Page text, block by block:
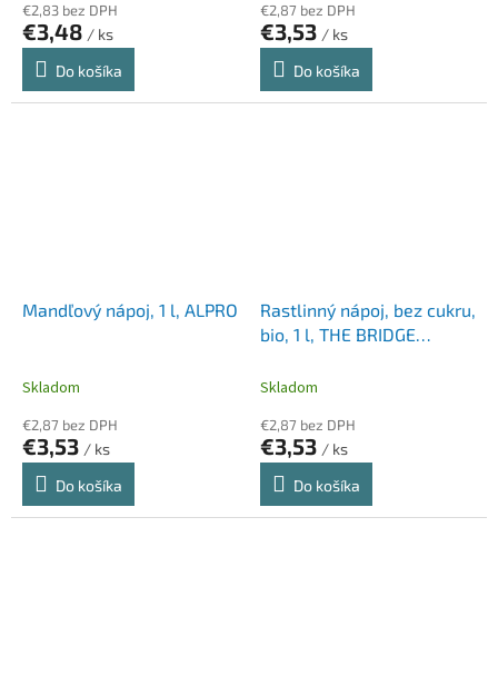
€2,83 bez DPH
€3,48 / ks
Do košíka
€2,87 bez DPH
€3,53 / ks
Do košíka
Mandľový nápoj, 1 l, ALPRO
Skladom
€2,87 bez DPH
€3,53 / ks
Do košíka
Rastlinný nápoj, bez cukru,
bio, 1 l, THE BRIDGE
Skladom
€2,87 bez DPH
€3,53 / ks
Do košíka